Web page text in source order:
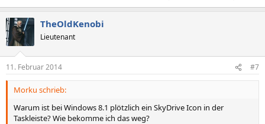
TheOldKenobi
Lieutenant
11. Februar 2014 #7
Morku schrieb:
Warum ist bei Windows 8.1 plötzlich ein SkyDrive Icon in der
Taskleiste? Wie bekomme ich das weg?